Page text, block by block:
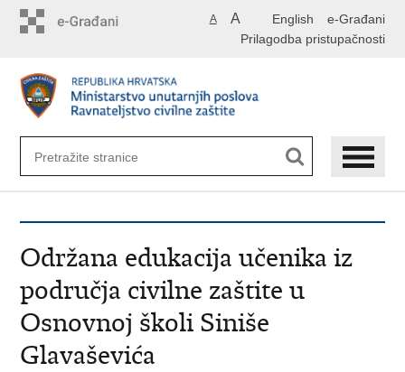
English e-Građani
A A
Prilagodba pristupačnosti
Održana edukacija učenika iz
područja civilne zaštite u
Osnovnoj školi Siniše
Glavaševića